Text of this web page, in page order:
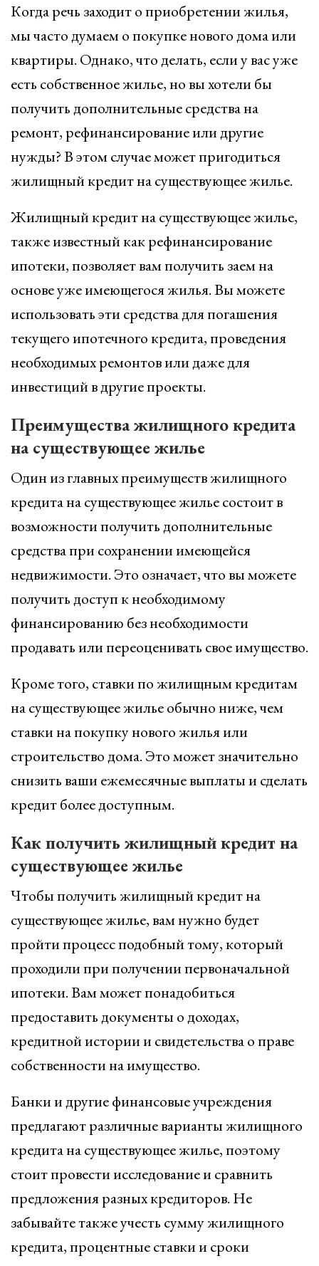
Когда речь заходит о приобретении жилья,
мы часто думаем о покупке нового дома или
квартиры. Однако, что делать, если у вас уже
есть собственное жилье, но вы хотели бы
получить дополнительные средства на
ремонт, рефинансирование или другие
нужды? В этом случае может пригодиться
жилищный кредит на существующее жилье.
Жилищный кредит на существующее жилье,
также известный как рефинансирование
ипотеки, позволяет вам получить заем на
основе уже имеющегося жилья. Вы можете
использовать эти средства для погашения
текущего ипотечного кредита, проведения
необходимых ремонтов или даже для
инвестиций в другие проекты.
Преимущества жилищного кредита
на существующее жилье
Один из главных преимуществ жилищного
кредита на существующее жилье состоит в
возможности получить дополнительные
средства при сохранении имеющейся
недвижимости. Это означает, что вы можете
получить доступ к необходимому
финансированию без необходимости
продавать или переоценивать свое имущество.
Кроме того, ставки по жилищным кредитам
на существующее жилье обычно ниже, чем
ставки на покупку нового жилья или
строительство дома. Это может значительно
снизить ваши ежемесячные выплаты и сделать
кредит более доступным.
Как получить жилищный кредит на
существующее жилье
Чтобы получить жилищный кредит на
существующее жилье, вам нужно будет
пройти процесс подобный тому, который
проходили при получении первоначальной
ипотеки. Вам может понадобиться
предоставить документы о доходах,
кредитной истории и свидетельства о праве
собственности на имущество.
Банки и другие финансовые учреждения
предлагают различные варианты жилищного
кредита на существующее жилье, поэтому
стоит провести исследование и сравнить
предложения разных кредиторов. Не
забывайте также учесть сумму жилищного
кредита, процентные ставки и сроки